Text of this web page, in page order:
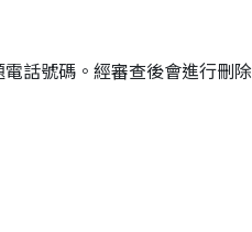
話號碼。經審查後會進行刪除